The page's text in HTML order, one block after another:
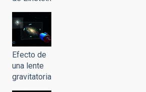
Efecto de
una lente
gravitatoria